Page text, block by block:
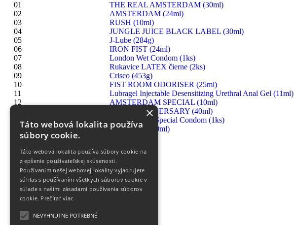
01
THE REAL AMSTERDAM (30ml)
02
AMSTERDAM (24ml)
03
RUSH (10ml)
04
JUNGLE JUICE BLACK LABEL (30ml)
05
J-Lube (284g)
06
IRON FIST (24ml)
07
London Wet Condom (1ks)
08
Rukavice LATEX čierne (2ks)
09
Crisco (453g)
10
FIST ROOM ODORISER (25ml)
11
Lubragel Injectable Desensitizing Urethral Anal Gel (11ml)
12
AMSTERDAM SPECIAL (10ml)
RUSH ANNIVERSARY (40ml)
14
London Extra Special Condom (1ks)
15
HIGHRISE (30ml)
×
Táto webová lokalita používa
súbory cookie.
Táto webová lokalita používa súbory cookie na
zlepšenie používateľskej skúsenosti.
Používaním našej webovej lokality vyjadrujete
súhlas s používaním všetkých súborov cookie v
súlade s našimi zásadami používania súborov
cookie. Prečítať viac
NEVYHNUTNE POTREBNÉ